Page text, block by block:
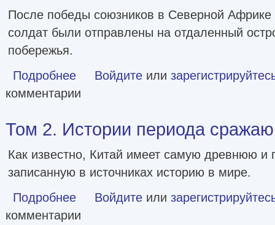
После победы союзников в Северной Африке
солдат были отправлены на отдаленный
побережья.
Подробнее о Стальное сердце [litres]
Войдите или
комментарии
Том 2. Истории периода
Как известно, Китай имеет самую древнюю и
записанную в источниках историю в мире.
Подробнее о Том 2. Истории периода сражающихся царств
Войдите или
комментарии